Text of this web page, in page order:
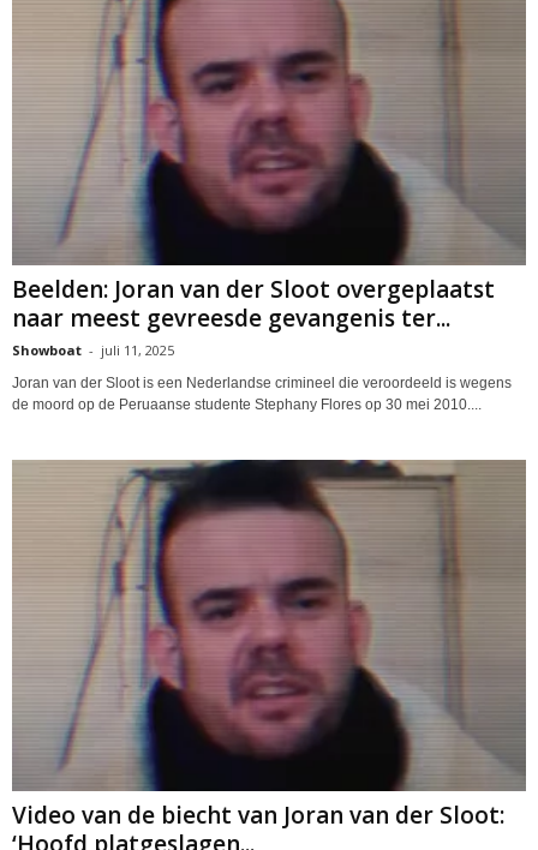
Beelden: Joran van der Sloot overgeplaatst
naar meest gevreesde gevangenis ter...
Showboat - juli 11, 2025
Joran van der Sloot is een Nederlandse crimineel die veroordeeld is wegens
de moord op de Peruaanse studente Stephany Flores op 30 mei 2010....
Video van de biecht van Joran van der Sloot: